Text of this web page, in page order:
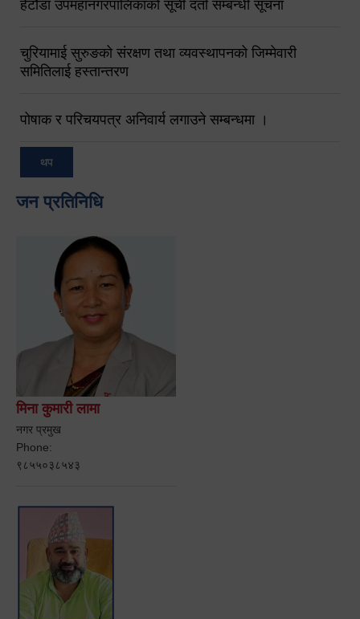
हेटौंडा उपमहानगरपालिकाको सूची दर्ता सम्बन्धी सूचना
चुरियामाई सुरुङको संरक्षण तथा व्यवस्थापनको जिम्मेवारी
समितिलाई हस्तान्तरण
पोषाक र परिचयपत्र अनिवार्य लगाउने सम्बन्धमा ।
थप
जन प्रतिनिधि
मिना कुमारी लामा
नगर प्रमुख
Phone:
९८५५०३८५४३